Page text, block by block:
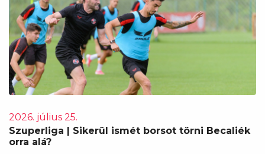
2026. július 25.
Szuperliga | Sikerül ismét borsot törni Becaliék
orra alá?